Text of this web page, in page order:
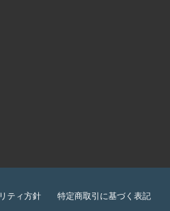
品のお知らせ【色紙 コットン
海外でも人気！和の魅力たっ
日本文化の粋を集めた心惹か
レクション
ティ方針 特定商取引に基づく表記